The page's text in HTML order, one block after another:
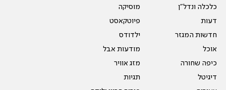
כלכלה ונדל"ן
דעות
חדשות המגזר
אוכל
כיפה שחורה
דיגיטל
מוסיקה
פיוטקאסט
ילדודס
מודעות אבל
מזג אוויר
תגיות